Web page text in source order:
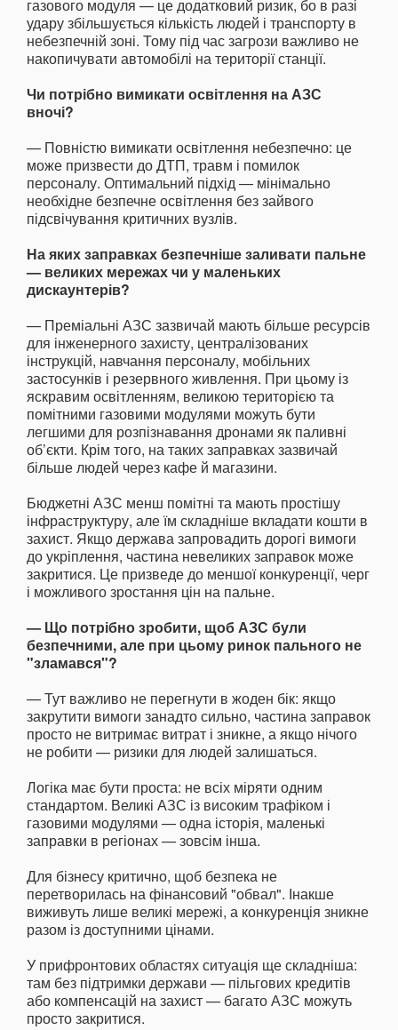
газового модуля — це додатковий ризик, бо в разі
удару збільшується кількість людей і транспорту в
небезпечній зоні. Тому під час загрози важливо не
накопичувати автомобілі на території станції.
Чи потрібно вимикати освітлення на АЗС
вночі?
— Повністю вимикати освітлення небезпечно: це
може призвести до ДТП, травм і помилок
персоналу. Оптимальний підхід — мінімально
необхідне безпечне освітлення без зайвого
підсвічування критичних вузлів.
На яких заправках безпечніше заливати пальне
— великих мережах чи у маленьких
дискаунтерів?
— Преміальні АЗС зазвичай мають більше ресурсів
для інженерного захисту, централізованих
інструкцій, навчання персоналу, мобільних
застосунків і резервного живлення. При цьому із
яскравим освітленням, великою територією та
помітними газовими модулями можуть бути
легшими для розпізнавання дронами як паливні
об’єкти. Крім того, на таких заправках зазвичай
більше людей через кафе й магазини.
Бюджетні АЗС менш помітні та мають простішу
інфраструктуру, але їм складніше вкладати кошти в
захист. Якщо держава запровадить дорогі вимоги
до укріплення, частина невеликих заправок може
закритися. Це призведе до меншої конкуренції, черг
і можливого зростання цін на пальне.
— Що потрібно зробити, щоб АЗС були
безпечними, але при цьому ринок пального не
"зламався"?
— Тут важливо не перегнути в жоден бік: якщо
закрутити вимоги занадто сильно, частина заправок
просто не витримає витрат і зникне, а якщо нічого
не робити — ризики для людей залишаться.
Логіка має бути проста: не всіх міряти одним
стандартом. Великі АЗС із високим трафіком і
газовими модулями — одна історія, маленькі
заправки в регіонах — зовсім інша.
Для бізнесу критично, щоб безпека не
перетворилась на фінансовий "обвал". Інакше
виживуть лише великі мережі, а конкуренція зникне
разом із доступними цінами.
У прифронтових областях ситуація ще складніша:
там без підтримки держави — пільгових кредитів
або компенсацій на захист — багато АЗС можуть
просто закритися.